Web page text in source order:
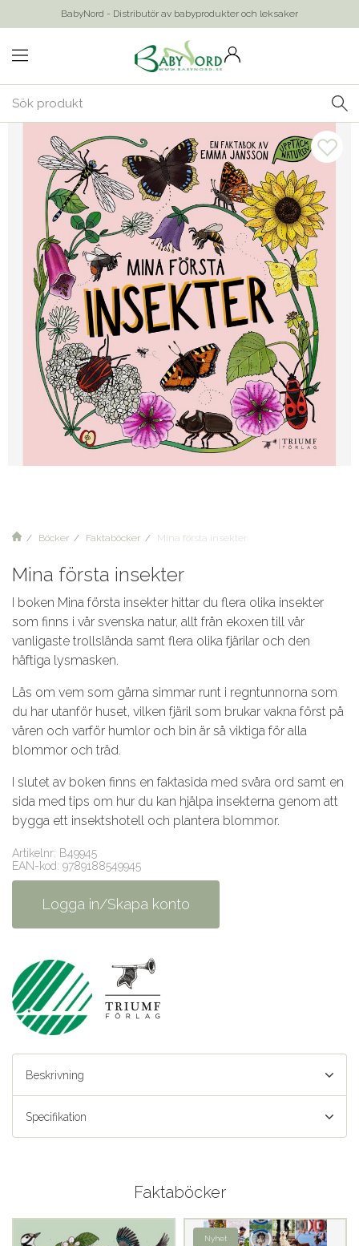
BabyNord - Distributör av babyprodukter och leksaker
Böcker Faktaböcker Mina första insekter
Mina första insekter
I boken Mina första insekter hittar du flera olika insekter
som finns i vår svenska natur, allt från ekoxen till vår
vanligaste trollslända samt flera olika fjärilar och den
häftiga lysmasken.
Läs om vem som gärna simmar runt i regntunnorna som
du har utanför huset, vilken fjäril som brukar vakna först på
våren och varför humlor och bin är så viktiga för alla
blommor och träd.
I slutet av boken finns en faktasida med svåra ord samt en
sida med tips om hur du kan hjälpa insekterna genom att
bygga ett insektshotell och plantera blommor.
Artikelnr: B49945
EAN-kod: 9789188549945
Logga in/Skapa konto
Beskrivning
Specifikation
Faktaböcker
Nyhet